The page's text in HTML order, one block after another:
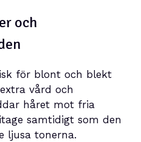
och
för blont och blekt
vård och
håret mot fria
samtidigt som den
ljusa tonerna.